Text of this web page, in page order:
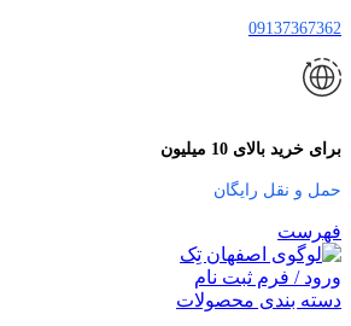
09137367362
برای خرید بالای 10 میلیون
حمل و نقل رایگان
فهرست
ورود / فرم ثبت نام
دسته بندی محصولات